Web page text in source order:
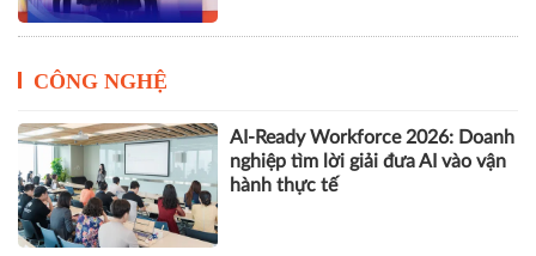
CÔNG NGHỆ
AI-Ready Workforce 2026: Doanh
nghiệp tìm lời giải đưa AI vào vận
hành thực tế